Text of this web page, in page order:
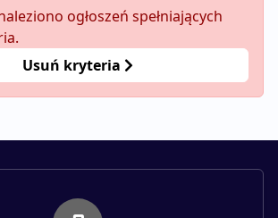
ogłoszeń spełniających
Usuń kryteria